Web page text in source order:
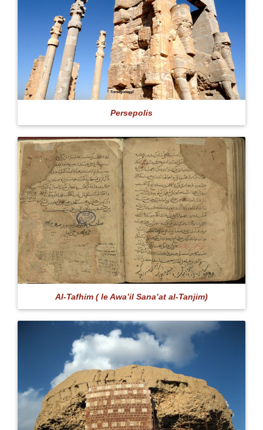
Persepolis
Al-Tafhim ( le Awa’il Sana’at al-Tanjim)